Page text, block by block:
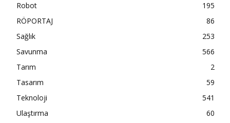
Robot
195
RÖPORTAJ
86
Sağlık
253
Savunma
566
Tarım
2
Tasarım
59
Teknoloji
541
Ulaştırma
60